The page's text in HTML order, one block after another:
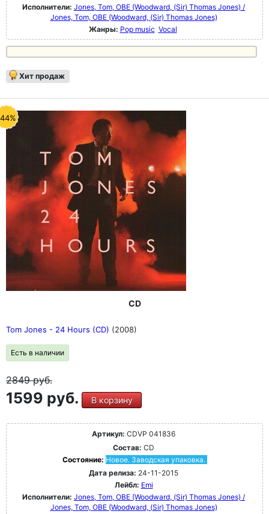
Исполнители: Jones, Tom, OBE (Woodward, (Sir) Thomas Jones) /
Jones, Tom, OBE (Woodward, (Sir) Thomas Jones)
Жанры: Pop music Vocal
Хит продаж
CD
Tom Jones - 24 Hours (CD) (2008)
Есть в наличии
2849руб.
1599 руб. В корзину
Артикул: CDVP 041836
Состав: CD
Состояние: Новое. Заводская упаковка.
Дата релиза: 24-11-2015
Лейбл: Emi
Исполнители: Jones, Tom, OBE (Woodward, (Sir) Thomas Jones) /
Jones, Tom, OBE (Woodward, (Sir) Thomas Jones)